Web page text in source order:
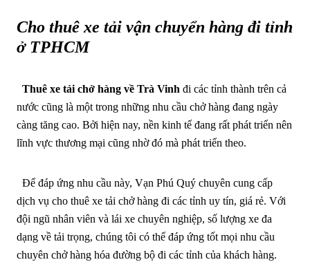
Cho thuê xe tải vận chuyển hàng đi tỉnh
ở TPHCM
Thuê xe tải chở hàng về Trà Vinh đi các tỉnh thành trên cả
nước cũng là một trong những nhu cầu chở hàng đang ngày
càng tăng cao. Bởi hiện nay, nền kinh tế đang rất phát triển nên
lĩnh vực thương mại cũng nhờ đó mà phát triển theo.
Để đáp ứng nhu cầu này, Vạn Phú Quý chuyên cung cấp
dịch vụ cho thuê xe tải chở hàng đi các tỉnh uy tín, giá rẻ. Với
đội ngũ nhân viên và lái xe chuyên nghiệp, số lượng xe đa
dạng về tải trọng, chúng tôi có thể đáp ứng tốt mọi nhu cầu
chuyên chở hàng hóa đường bộ đi các tỉnh của khách hàng.